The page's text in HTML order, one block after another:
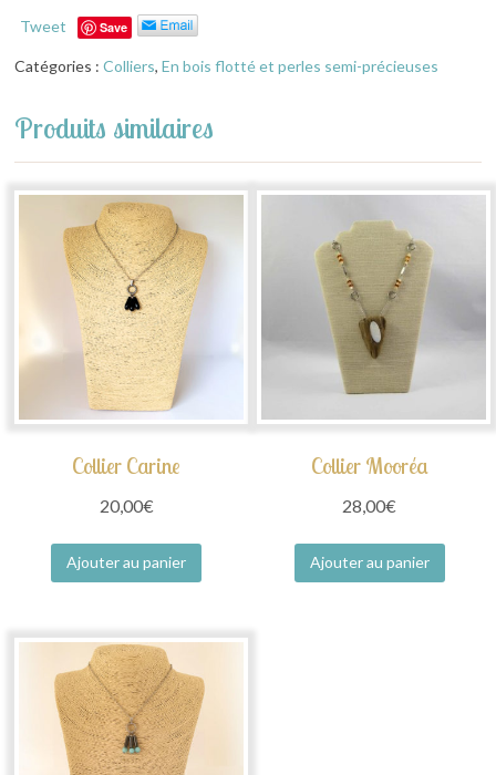
Tweet Save
Catégories :Colliers,En bois flotté et perles semi-précieuses
Produits similaires
Collier Carine
20,00€
Ajouter au panier
Collier Mooréa
28,00€
Ajouter au panier